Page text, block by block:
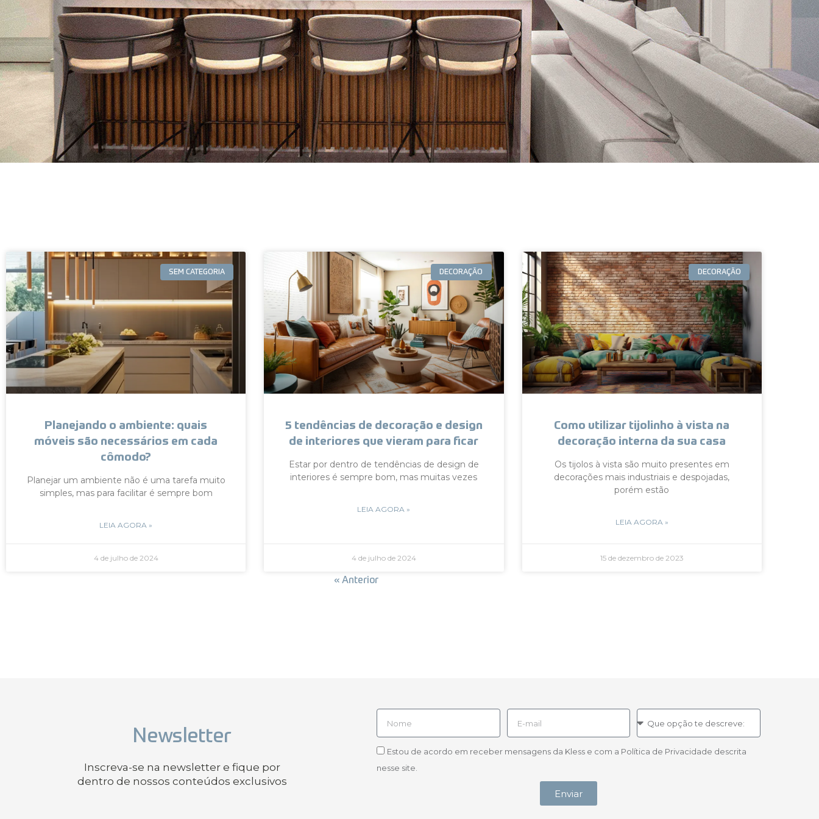
SEM CATEGORIA
Planejando o ambiente: quais
móveis são necessários em cada
cômodo?
Planejar um ambiente não é uma tarefa muito
simples, mas para facilitar é sempre bom
LEIA AGORA »
4 de julho de 2024
DECORAÇÃO
5 tendências de decoração e design
de interiores que vieram para ficar
Estar por dentro de tendências de design de
interiores é sempre bom, mas muitas vezes
LEIA AGORA »
4 de julho de 2024
DECORAÇÃO
Como utilizar tijolinho à vista na
decoração interna da sua casa
Os tijolos à vista são muito presentes em
decorações mais industriais e despojadas,
porém estão
LEIA AGORA »
15 de dezembro de 2023
« Anterior
Newsletter
Inscreva-se na newsletter e fique por
dentro de nossos conteúdos exclusivos
Estou de acordo em receber mensagens da Kless e com a Política de Privacidade descrita
nesse site.
Enviar